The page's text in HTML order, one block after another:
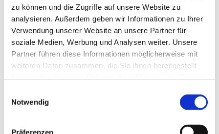
zu können und die Zugriffe auf unsere Website zu
analysieren. Außerdem geben wir Informationen zu Ihrer
Verwendung unserer Website an unsere Partner für
soziale Medien, Werbung und Analysen weiter. Unsere
Partner führen diese Informationen möglicherweise mit
weiteren Daten zusammen, die Sie ihnen bereitgestellt
Notwendig
Präferenzen
gleitendes Frühstück bis 9:00
Uhr
freies Spiel
verbindliche Teilnahme an
Aktivitäten in verschiedenen
Möglichkeit zum Besuch anderer